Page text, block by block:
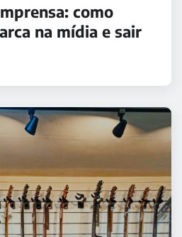
como
na mídia e sair